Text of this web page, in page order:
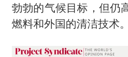
勃勃的气候目标，但仍
燃料和外国的清洁技术。